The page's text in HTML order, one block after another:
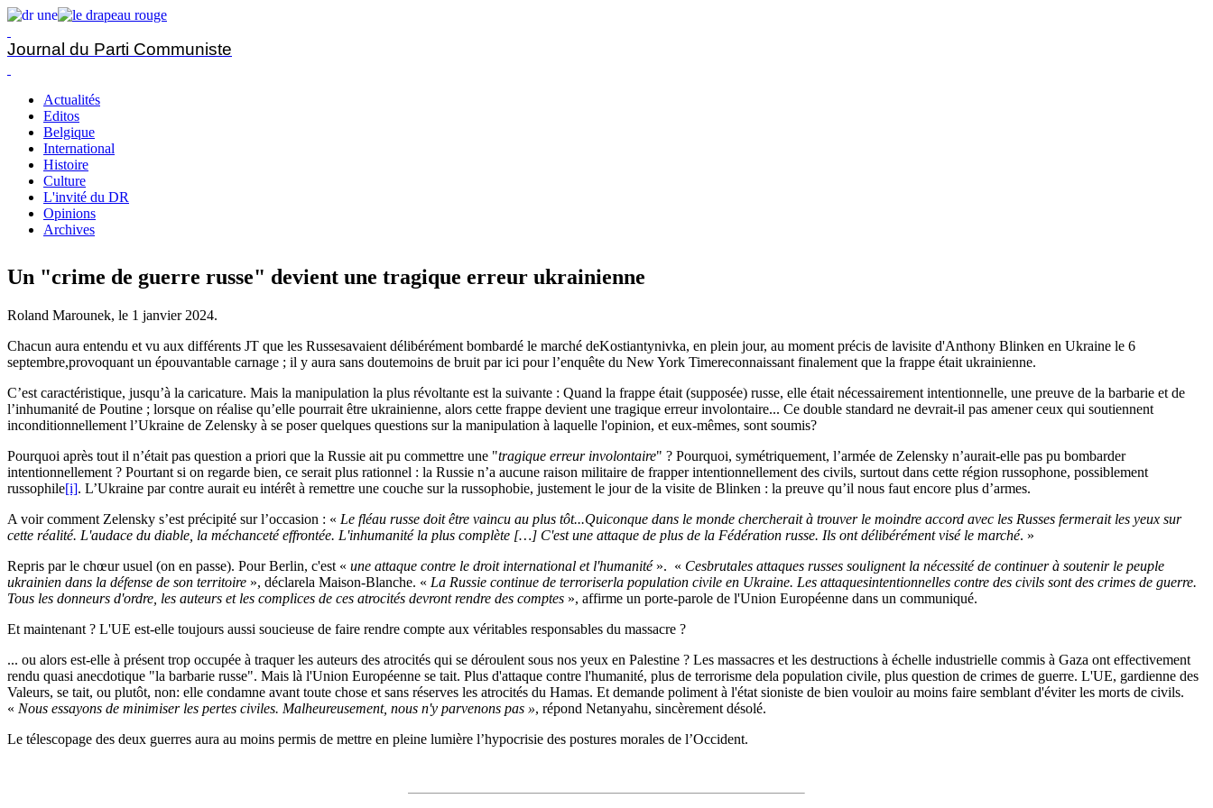
Journal du Parti Communiste
Actualités
Editos
Belgique
International
Histoire
Culture
L'invité du DR
Opinions
Archives
Un "crime de guerre russe" devient une tragique erreur ukrainienne
Roland Marounek, le 1 janvier 2024.
Chacun aura entendu et vu aux différents JT que les Russesavaient délibérément bombardé le marché deKostiantynivka, en plein jour, au moment précis de lavisite d'Anthony Blinken en Ukraine le 6
septembre,provoquant un épouvantable carnage ; il y aura sans doutemoins de bruit par ici pour l’enquête du New York Timereconnaissant finalement que la frappe était ukrainienne.
C’est caractéristique, jusqu’à la caricature. Mais la manipulation la plus révoltante est la suivante : Quand la frappe était (supposée) russe, elle était nécessairement intentionnelle, une preuve de la barbarie et de
l’inhumanité de Poutine ; lorsque on réalise qu’elle pourrait être ukrainienne, alors cette frappe devient une tragique erreur involontaire... Ce double standard ne devrait-il pas amener ceux qui soutiennent
inconditionnellement l’Ukraine de Zelensky à se poser quelques questions sur la manipulation à laquelle l'opinion, et eux-mêmes, sont soumis?
Pourquoi après tout il n’était pas question a priori que la Russie ait pu commettre une "tragique erreur involontaire" ? Pourquoi, symétriquement, l’armée de Zelensky n’aurait-elle pas pu bombarder
intentionnellement ? Pourtant si on regarde bien, ce serait plus rationnel : la Russie n’a aucune raison militaire de frapper intentionnellement des civils, surtout dans cette région russophone, possiblement
russophile[i]. L’Ukraine par contre aurait eu intérêt à remettre une couche sur la russophobie, justement le jour de la visite de Blinken : la preuve qu’il nous faut encore plus d’armes.
A voir comment Zelensky s’est précipité sur l’occasion : « Le fléau russe doit être vaincu au plus tôt...Quiconque dans le monde chercherait à trouver le moindre accord avec les Russes fermerait les yeux sur
cette réalité. L'audace du diable, la méchanceté effrontée. L'inhumanité la plus complète […] C'est une attaque de plus de la Fédération russe. Ils ont délibérément visé le marché. »
Repris par le chœur usuel (on en passe). Pour Berlin, c'est « une attaque contre le droit international et l'humanité ». « Cesbrutales attaques russes soulignent la nécessité de continuer à soutenir le peuple
ukrainien dans la défense de son territoire », déclarela Maison-Blanche. « La Russie continue de terroriserla population civile en Ukraine. Les attaquesintentionnelles contre des civils sont des crimes de guerre.
Tous les donneurs d'ordre, les auteurs et les complices de ces atrocités devront rendre des comptes », affirme un porte-parole de l'Union Européenne dans un communiqué.
Et maintenant ? L'UE est-elle toujours aussi soucieuse de faire rendre compte aux véritables responsables du massacre ?
... ou alors est-elle à présent trop occupée à traquer les auteurs des atrocités qui se déroulent sous nos yeux en Palestine ? Les massacres et les destructions à échelle industrielle commis à Gaza ont effectivement
rendu quasi anecdotique "la barbarie russe". Mais là l'Union Européenne se tait. Plus d'attaque contre l'humanité, plus de terrorisme dela population civile, plus question de crimes de guerre. L'UE, gardienne des
Valeurs, se tait, ou plutôt, non: elle condamne avant toute chose et sans réserves les atrocités du Hamas. Et demande poliment à l'état sioniste de bien vouloir au moins faire semblant d'éviter les morts de civils.
« Nous essayons de minimiser les pertes civiles. Malheureusement, nous n'y parvenons pas », répond Netanyahu, sincèrement désolé.
Le télescopage des deux guerres aura au moins permis de mettre en pleine lumière l’hypocrisie des postures morales de l’Occident.